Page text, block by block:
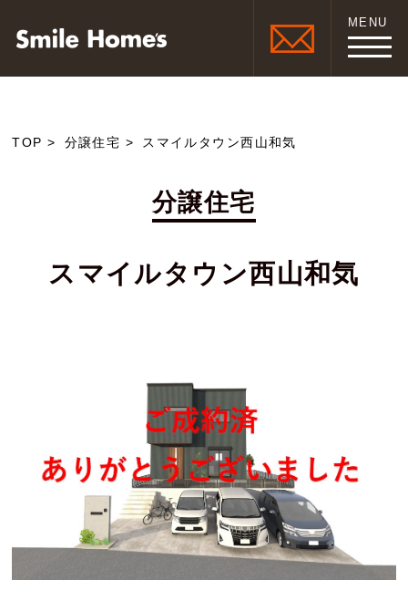
MENU
TOP 分譲住宅 スマイルタウン西山和気
分譲住宅
スマイルタウン西山和気